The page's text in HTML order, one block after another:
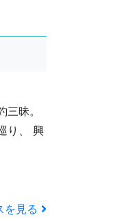
昧。
り、 興
を見る